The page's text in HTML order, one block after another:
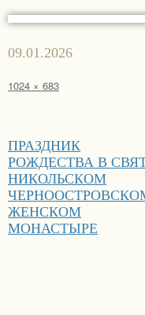
Опубликовано
09.01.2026
Полный
1024 × 683
Навигация
по
записям
ПРАЗДНИК
РОЖДЕСТВА В
НИКОЛЬСКОМ
ЖЕНСКОМ
МОНАСТЫРЕ